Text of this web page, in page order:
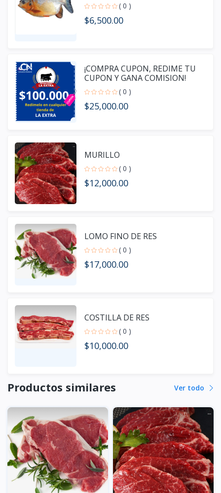
( 0 )
$6,500.00
¡COMPRA CUPON, REDIME TU
CUPON Y GANA COMISION!
( 0 )
$25,000.00
MURILLO
( 0 )
$12,000.00
LOMO FINO DE RES
( 0 )
$17,000.00
COSTILLA DE RES
( 0 )
$10,000.00
Productos similares Ver todo